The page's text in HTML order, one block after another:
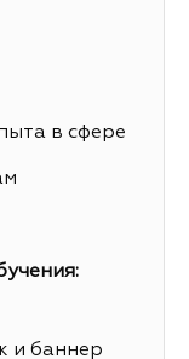
в сфере
и баннер